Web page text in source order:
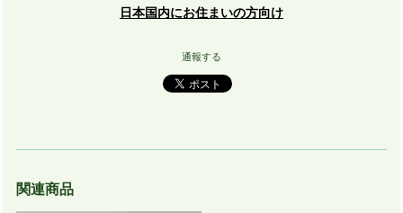
日本国内にお住まいの方向け
通報する
関連商品